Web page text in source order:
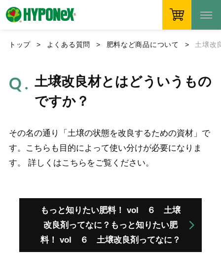
トップ よくある質問 肥料など商品について 土壌改
土壌改良材とはどういうもの
ですか？
その名の通り「土壌の状態を改良するための資材」で
す。こちらも目的によって使い分けが必要になりま
す。 詳しくはこちらをご覧ください。
もっと知りたい肥料！ vol ６ 土壌
改良剤ってなに？もっと知りたい肥
料！ vol ６ 土壌改良剤ってなに？